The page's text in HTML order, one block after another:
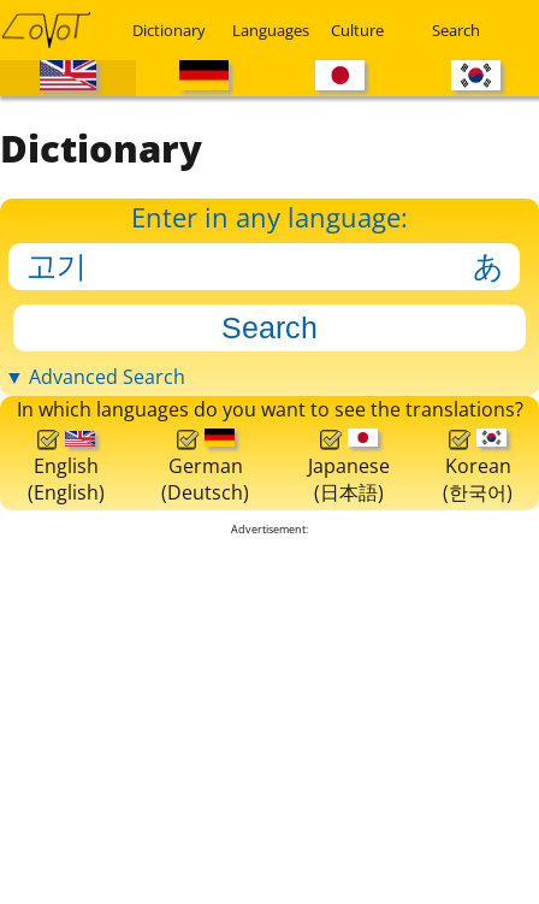
Dictionary Languages Culture Search
Dictionary
Enter in any language:
▼ Advanced Search
In which languages do you want to see the translations?
English
(English)
German
(Deutsch)
Japanese
(日本語)
Korean
(한국어)
Advertisement: